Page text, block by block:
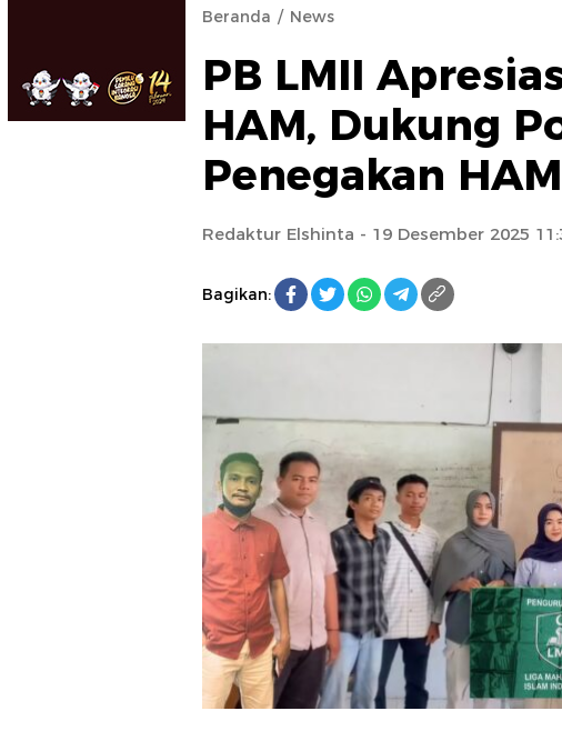
Beranda News
PB LMII
HAM, Dukung
Penegakan HAM
Redaktur Elshinta - 19 Desember 2025
Bagikan: